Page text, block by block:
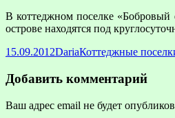
В коттеджном поселке «Бобровый
острове находятся под
Опубликовано
15.09.2012Автор
DariaРубрики
Коттеджные
Добавить комментарий
Ваш адрес email не будет